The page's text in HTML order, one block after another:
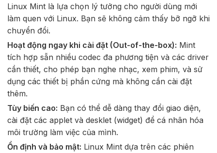
Linux Mint là lựa chọn lý tưởng cho người dùng mới
làm quen với Linux. Bạn sẽ không cảm thấy bỡ ngỡ khi
chuyển đổi.
Hoạt động ngay khi cài đặt (Out-of-the-box): Mint
tích hợp sẵn nhiều codec đa phương tiện và các driver
cần thiết, cho phép bạn nghe nhạc, xem phim, và sử
dụng các thiết bị phần cứng mà không cần cài đặt
thêm.
Tùy biến cao: Bạn có thể dễ dàng thay đổi giao diện,
cài đặt các applet và desklet (widget) để cá nhân hóa
môi trường làm việc của mình.
Ổn định và bảo mật: Linux Mint dựa trên các phiên